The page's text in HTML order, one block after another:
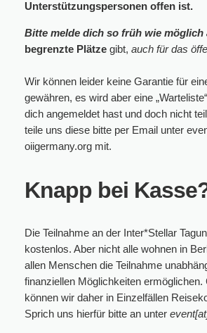
Unterstützungspersonen offen ist.
Bitte melde dich so früh wie möglich
begrenzte Plätzegibt, auch für das
Wir können leider keine Garantie für
gewähren, es wird aber eine
dich angemeldet hast und doch nicht
teile uns diese bitte per Email unter
oiigermany.org mit.
Knapp bei
Die Teilnahme an der Inter*Stellar
kostenlos. Aber nicht alle wohnen in
allen Menschen die Teilnahme
finanziellen Möglichkeiten ermöglichen.
können wir daher in Einzelfällen
Sprich uns hierfür bitte an unter